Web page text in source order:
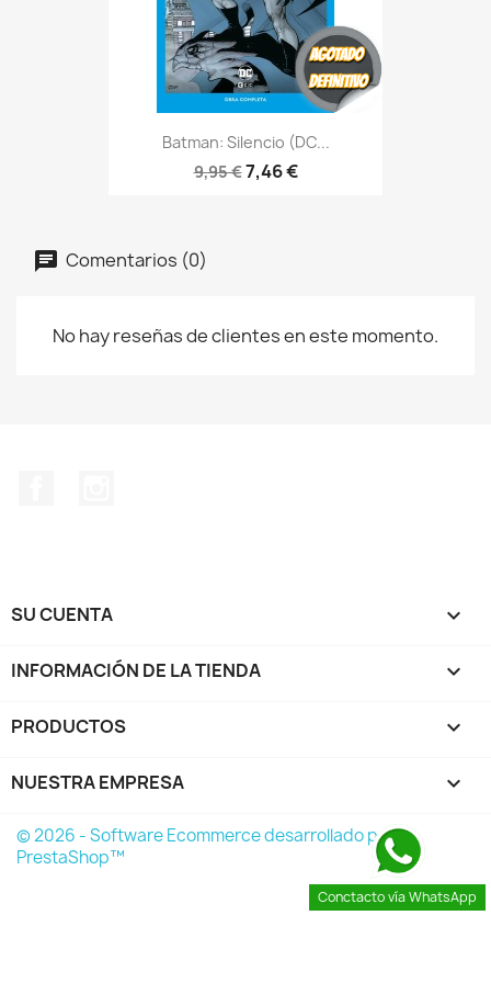
Batman: Silencio (DC...
9,95 €7,46 €
Comentarios (0)
No hay reseñas de clientes en este momento.
SU CUENTA 
INFORMACIÓN DE LA TIENDA keyboard_arrow_down
PRODUCTOS 
NUESTRA EMPRESA 
© 2026 - Software Ecommerce desarrollado por
PrestaShop™
Conctacto vía WhatsApp